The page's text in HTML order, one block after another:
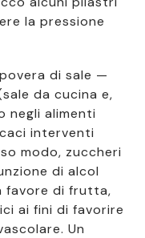
la pressione
di sale —
da cucina e,
alimenti
interventi
modo, zuccheri
di alcol
favore di frutta,
ai fini di favorire
Un